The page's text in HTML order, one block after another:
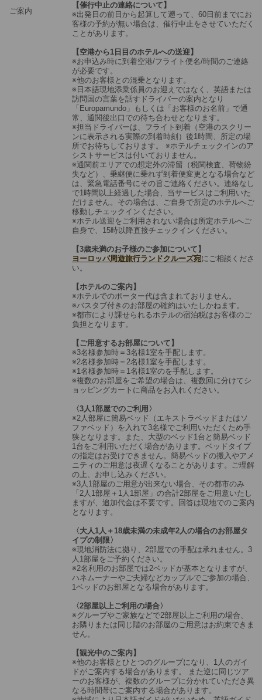
ご案内
【催行中止の連絡について】
※出発日の前日から起算して遡って、60日前までにお
客様の予約が無い場合は、催行中止をさせていただく
ことがあります。
【空港から1日目のホテルへの送迎】
※お申込み時に到着空港/フライト便名/時間のご連絡
が必要です。
※他のお客様との混乗となります。
※日本語現地添乗係員のお迎えではなく、英語または
訪問国の言葉を話すドライバーの案内となり
「Europamundo」もしくは「お客様のお名前」で通
常、通関後出口での待ち合わせとなります。
※担当ドライバーは、フライト到着（空港のスクリー
ンに表示される実際の到着時刻）後1時間、所定の場
所でお待ちしております。 ※ホテルチェックインのア
シストサービスは付いておりません。
※通関前エリアでの想定外の滞留（税関検査、荷物紛
失など）、乗継便に乗れず到着便変更となる場合など
は、緊急電話番号にその旨ご連絡ください。連絡なし
で1時間以上経過した場合、当サービスはご利用いた
だけません。その場合は、ご自身で所定のホテルへご
移動しチェックインください。
※ホテル送迎をご利用されない場合は所定ホテルへご
自身で、15時以降直接チェックインください。
【3歳未満のお子様のご参加について】
ヨーロッパ周遊旅行ランドクルーズ宛にご相談くださ
い。
【ホテルのご案内】
※ホテルでのポーター代は含まれておりません。
※バスタブ付きのお部屋の確約はいたしかねます。
※都市により課せられるホテルの宿泊税はお客様のご
負担となります。
【ご用意するお部屋について】
※3名様参加時＝3名様1室を手配します。
※2名様参加時＝2名様1室を手配します。
※1名様参加時＝1名様1室のを手配します。
※複数のお部屋をご希望の場合は、複数回に分けてシ
ョッピングカートに商品をお入れください。
〈3人1部屋でのご利用〉
※2人部屋に簡易ベッド（エキストラベッドまたはソ
ファベッド）を入れて3名様でご利用いただくため手
狭となります。また、大型のベッド1台と簡易ベッド
1台をご利用いただく場合があります。ベッドタイプ
の指定はお受けできません。簡易ベッドの搬入やアメ
ニティのご用意は夜遅くなることがあります。ご理解
の上、お申し込みください。
※3人1部屋のご用意が出来ない場合、その都市のみ
「2人1部屋＋1人1部屋」の合計2部屋をご用意いたし
ますが、追加代金は不要です。回答は現地でのご案内
となります。
〈大人1人＋18歳未満の未成年2人の場合のお部屋タ
イプの制限〉
※現地消防法に拠り、2部屋での手配は承れません。3
人1部屋をご予約ください。
※2名利用のお部屋では2ベッドが基本となりますが、
ハネムーナーやご夫婦などカップルでご参加の場合、
1ベッドのお部屋となる場合があります。
〈2部屋以上ご利用の場合〉
※グループやご家族などで2部屋以上ご利用の場合、
お隣りまたは同じ階のお部屋のご用意はお約束できま
せん。
【観光中のご案内】
※他のお客様とひとつのグループになり、1人のガイ
ドがご案内する場合があります。 また逆に同じツア
ーのお客様が、複数のグループに分かれていただき異
なる時間帯にご案内する場合があります。